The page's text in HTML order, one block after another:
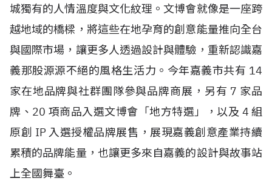
城獨有的人情溫度與文化紋理。文博會就像是一座跨
越地域的橋樑，將這些在地孕育的創意能量推向全台
與國際市場，讓更多人透過設計與體驗，重新認識嘉
義那股源源不絕的風格生活力。今年嘉義市共有 14
家在地品牌與社群團隊參與品牌商展，另有 7 家品
牌、 20 項商品入選文博會「地方特選」，以及 4 組
原創 IP 入選授權品牌展售，展現嘉義創意產業持續
累積的品牌能量，也讓更多來自嘉義的設計與故事站
上全國舞臺。